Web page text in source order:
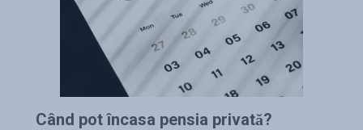
Când pot încasa pensia privată?